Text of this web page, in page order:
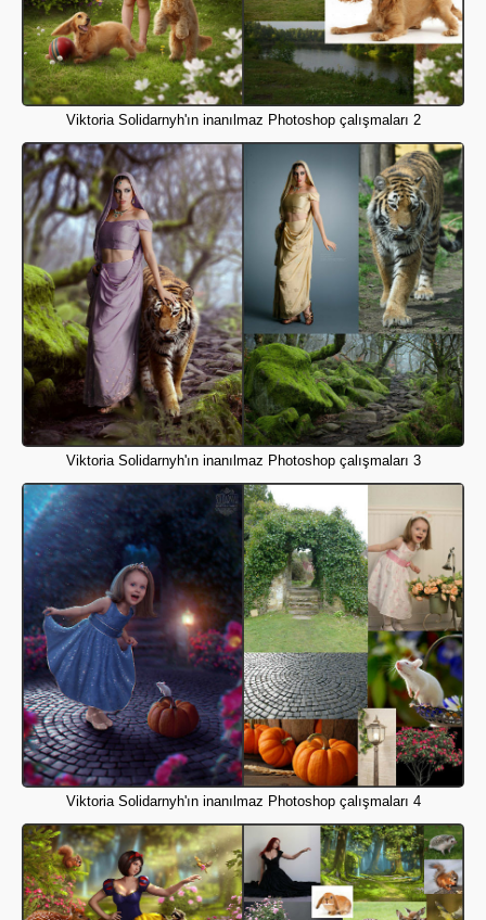
Viktoria Solidarnyh'ın inanılmaz Photoshop çalışmaları 2
Viktoria Solidarnyh'ın inanılmaz Photoshop çalışmaları 3
Viktoria Solidarnyh'ın inanılmaz Photoshop çalışmaları 4